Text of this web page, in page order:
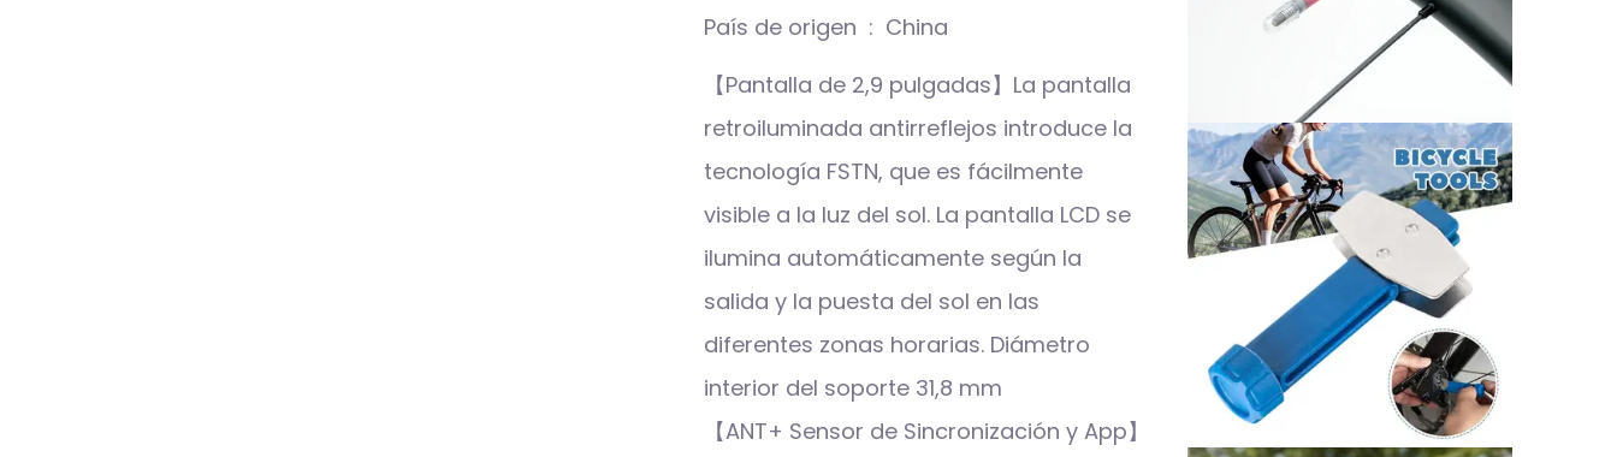
País de origen ‏ : ‎ China
【Pantalla de 2,9 pulgadas】La pantalla
retroiluminada antirreflejos introduce la
tecnología FSTN, que es fácilmente
visible a la luz del sol. La pantalla LCD se
ilumina automáticamente según la
salida y la puesta del sol en las
diferentes zonas horarias. Diámetro
interior del soporte 31,8 mm
【ANT+ Sensor de Sincronización y App】